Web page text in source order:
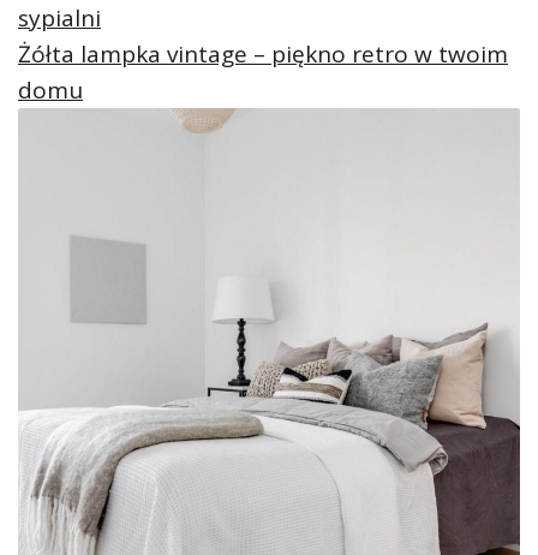
sypialni
Żółta lampka vintage – piękno retro w twoim
domu